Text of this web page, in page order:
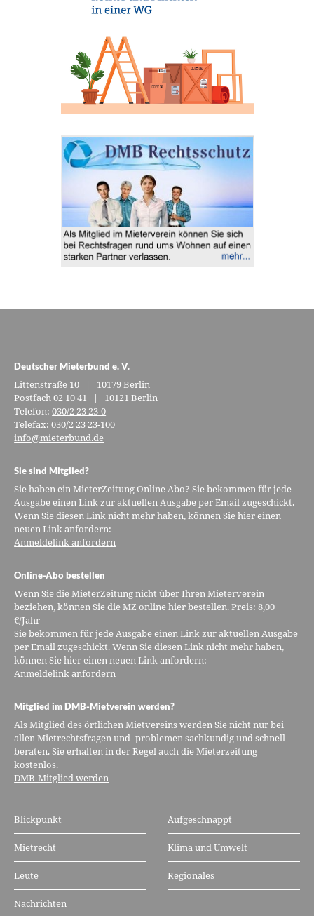
Deutscher Mieterbund e. V.
Littenstraße 10 | 10179 Berlin
Postfach 02 10 41 | 10121 Berlin
Telefon:030/2 23 23-0
Telefax: 030/2 23 23-100
info@mieterbund.de
Sie sind Mitglied?
Sie haben ein MieterZeitung Online Abo? Sie bekommen für jede
Ausgabe einen Link zur aktuellen Ausgabe per Email zugeschickt.
Wenn Sie diesen Link nicht mehr haben, können Sie hier einen
neuen Link anfordern:
Anmeldelink anfordern
Online-Abo bestellen
Wenn Sie die MieterZeitung nicht über Ihren Mieterverein
beziehen, können Sie die MZ online hier bestellen. Preis: 8,00
€/Jahr
Sie bekommen für jede Ausgabe einen Link zur aktuellen Ausgabe
per Email zugeschickt. Wenn Sie diesen Link nicht mehr haben,
können Sie hier einen neuen Link anfordern:
Anmeldelink anfordern
Mitglied im DMB-Mietverein werden?
Als Mitglied des örtlichen Mietvereins werden Sie nicht nur bei
allen Mietrechtsfragen und -problemen sachkundig und schnell
beraten. Sie erhalten in der Regel auch die Mieterzeitung
kostenlos.
DMB-Mitglied werden
Blickpunkt
Mietrecht
Leute
Nachrichten
Aufgeschnappt
Klima und Umwelt
Regionales